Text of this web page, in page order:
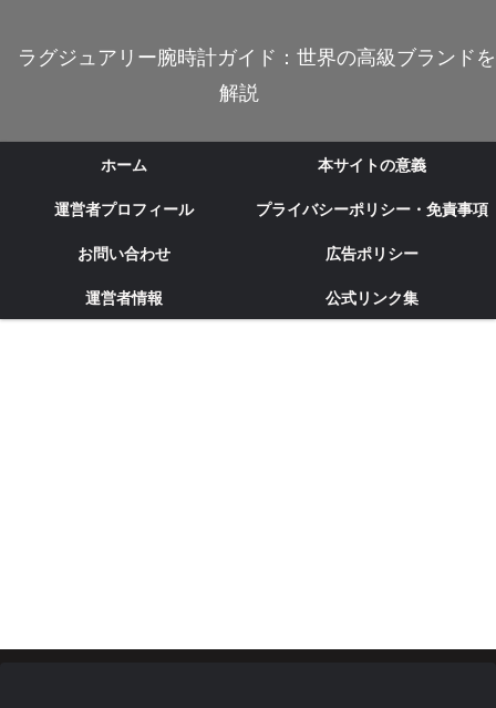
ラグジュアリー腕時計ガイド：世界の高級ブランドを
解説
ホーム
本サイトの意義
運営者プロフィール
プライバシーポリシー・免責事項
お問い合わせ
広告ポリシー
運営者情報
公式リンク集